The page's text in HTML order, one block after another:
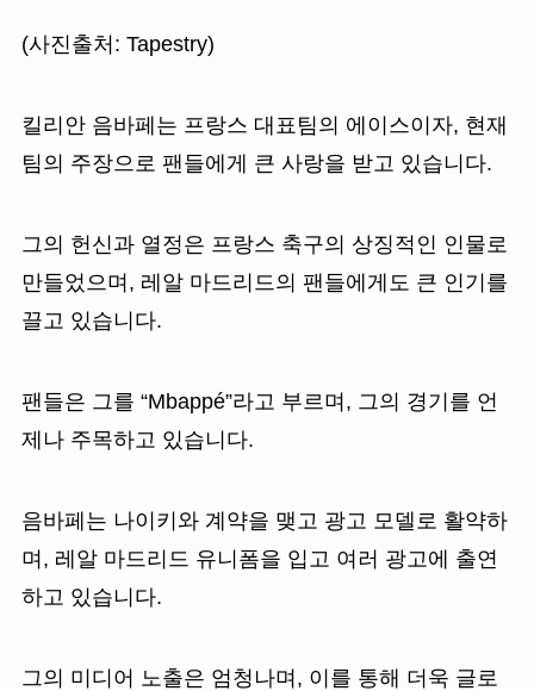
(사진출처: Tapestry)
킬리안 음바페는 프랑스 대표팀의 에이스이자, 현재
팀의 주장으로 팬들에게 큰 사랑을 받고 있습니다.
그의 헌신과 열정은 프랑스 축구의 상징적인 인물로
만들었으며, 레알 마드리드의 팬들에게도 큰 인기를
끌고 있습니다.
팬들은 그를 “Mbappé”라고 부르며, 그의 경기를 언
제나 주목하고 있습니다.
음바페는 나이키와 계약을 맺고 광고 모델로 활약하
며, 레알 마드리드 유니폼을 입고 여러 광고에 출연
하고 있습니다.
그의 미디어 노출은 엄청나며, 이를 통해 더욱 글로